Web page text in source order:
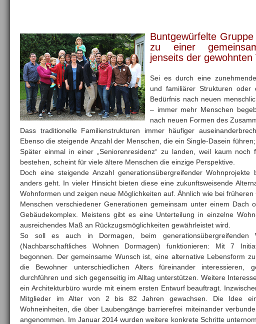
Buntgewürfelte
zu einer
jenseits der gewohnten
Sei es durch eine
und familiärer Strukturen oder
Bedürfnis nach neuen
– immer mehr Menschen
nach neuen Formen des
Dass traditionelle Familienstrukturen immer häufiger
Ebenso die steigende Anzahl der Menschen, die ein Single-Dasein
Später einmal in einer „Seniorenresidenz“ zu landen, weil kaum noch
bestehen, scheint für viele ältere Menschen die einzige Perspektive.
Doch eine steigende Anzahl generationsübergreifender
anders geht. In vieler Hinsicht bieten diese eine zukunftsweisende
Wohnformen und zeigen neue Möglichkeiten auf. Ähnlich wie bei
Menschen verschiedener Generationen gemeinsam unter einem Dach
Gebäudekomplex. Meistens gibt es eine Unterteilung in einzelne
ausreichendes Maß an Rückzugsmöglichkeiten gewährleistet wird.
So soll es auch in Dormagen, beim generationsübergreifenden
(Nachbarschaftliches Wohnen Dormagen) funktionieren: Mit 7
begonnen. Der gemeinsame Wunsch ist, eine alternative Lebensform
die Bewohner unterschiedlichen Alters füreinander interessieren,
durchführen und sich gegenseitig im Alltag unterstützen. Weitere
ein Architekturbüro wurde mit einem ersten Entwurf beauftragt.
Mitglieder im Alter von 2 bis 82 Jahren gewachsen. Die Idee
Wohneinheiten, die über Laubengänge barrierefrei miteinander
angenommen. Im Januar 2014 wurden weitere konkrete Schritte